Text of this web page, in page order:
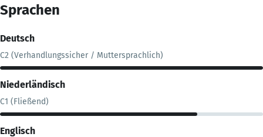
Sprachen
Deutsch
C2 (Verhandlungssicher / Muttersprachlich)
Niederländisch
C1 (Fließend)
Englisch